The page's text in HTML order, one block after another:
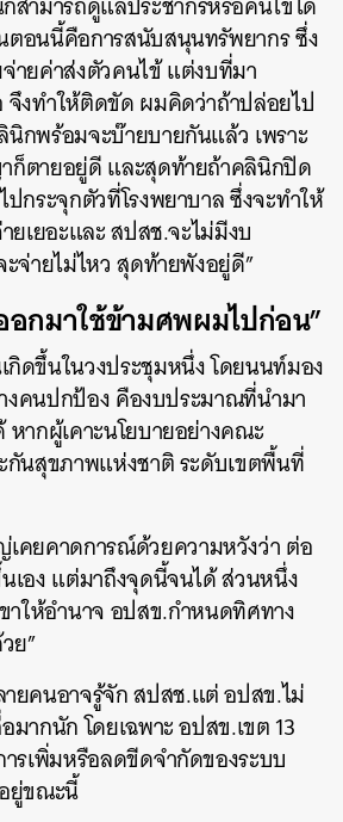
อนนี้คือการสนับสนุนทรัพยากร ซึ่ง
ายค่าส่งตัวคนไข้ แต่งบที่มา
งทำให้ติดขัด ผมคิดว่าถ้าปล่อยไป
พร้อมจะบ๊ายบายกันแล้ว เพราะ
ตายอยู่ดี และสุดท้ายถ้าคลินิกปิด
กระจุกตัวที่โรงพยาบาล ซึ่งจะทำให้
ยเยอะและ สปสช.จะไม่มีงบ
จ่ายไม่ไหว สุดท้ายพังอยู่ดี”
อกมาใช้ข้ามศพผมไปก่อน”
กิดขึ้นในวงประชุมหนึ่ง โดยนนท์มอง
งคนปกป้อง คืองบประมาณที่นำมา
ากผู้เคาะนโยบายอย่างคณะ
กันสุขภาพแห่งชาติ ระดับเขตพื้นที่
คยคาดการณ์ด้วยความหวังว่า ต่อ
เอง แต่มาถึงจุดนี้จนได้ ส่วนหนึ่ง
าให้อำนาจ อปสข.กำหนดทิศทาง
ย”
ยคนอาจรู้จัก สปสช.แต่ อปสข.ไม่
ากนัก โดยเฉพาะ อปสข.เขต 13
รเพิ่มหรือลดขีดจำกัดของระบบ
ยู่ขณะนี้